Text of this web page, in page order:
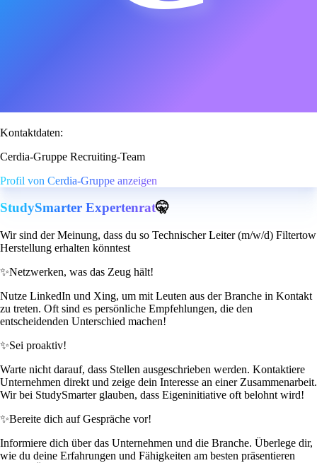
Kontaktdaten:
Cerdia-Gruppe Recruiting-Team
Profil von Cerdia-Gruppe anzeigen
StudySmarter Expertenrat🤫
Wir sind der Meinung, dass du so Technischer Leiter (m/w/d) Filtertow
Herstellung erhalten könntest
✨Netzwerken, was das Zeug hält!
Nutze LinkedIn und Xing, um mit Leuten aus der Branche in Kontakt
zu treten. Oft sind es persönliche Empfehlungen, die den
entscheidenden Unterschied machen!
✨Sei proaktiv!
Warte nicht darauf, dass Stellen ausgeschrieben werden. Kontaktiere
Unternehmen direkt und zeige dein Interesse an einer Zusammenarbeit.
Wir bei StudySmarter glauben, dass Eigeninitiative oft belohnt wird!
✨Bereite dich auf Gespräche vor!
Informiere dich über das Unternehmen und die Branche. Überlege dir,
wie du deine Erfahrungen und Fähigkeiten am besten präsentieren